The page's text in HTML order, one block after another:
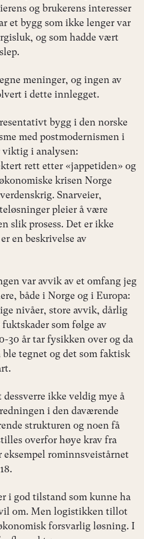
og brukerens interesser
et bygg som ikke lenger var
og som hadde vært
meninger, og ingen av
i dette innlegget.
bygg i den norske
med postmodernismen i
viktig i analysen:
rett etter «jappetiden» og
krisen Norge
Snarveier,
pleier å være
slik prosess. Det er ikke
en beskrivelse av
var avvik av et omfang jeg
både i Norge og i Europa:
nivåer, store avvik, dårlig
som følge av
30 år tar fysikken over og da
tegnet og det som faktisk
ikke veldig mye å
i den daværende
strukturen og noen få
overfor høye krav fra
rominnsveistårnet
i god tilstand som kunne ha
om. Men logistikken tillot
forsvarlig løsning. I